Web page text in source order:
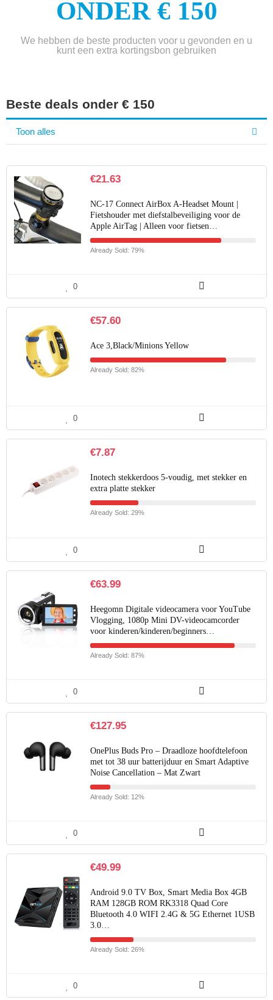
ONDER € 150
We hebben de beste producten voor u gevonden en u
kunt een extra kortingsbon gebruiken
Beste deals onder € 150
Toon alles
€21.63
NC-17 Connect AirBox A-Headset Mount |
Fietshouder met diefstalbeveiliging voor de
Apple AirTag | Alleen voor fietsen…
Already Sold: 79%
0
€57.60
Ace 3,Black/Minions Yellow
Already Sold: 82%
0
€7.87
Inotech stekkerdoos 5-voudig, met stekker en
extra platte stekker
Already Sold: 29%
0
€63.99
Heegomn Digitale videocamera voor YouTube
Vlogging, 1080p Mini DV-videocamcorder
voor kinderen/kinderen/beginners…
Already Sold: 87%
0
€127.95
OnePlus Buds Pro – Draadloze hoofdtelefoon
met tot 38 uur batterijduur en Smart Adaptive
Noise Cancellation – Mat Zwart
Already Sold: 12%
0
€49.99
Android 9.0 TV Box, Smart Media Box 4GB
RAM 128GB ROM RK3318 Quad Core
Bluetooth 4.0 WIFI 2.4G & 5G Ethernet 1USB
3.0…
Already Sold: 26%
0